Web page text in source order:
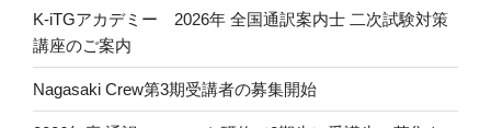
K-iTGアカデミー 2026年 全国通訳案内士 二次試験対策
講座のご案内
Nagasaki Crew第3期受講者の募集開始